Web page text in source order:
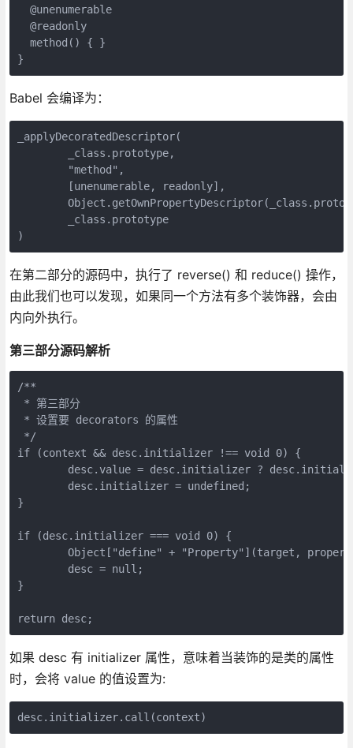
  @unenumerable
  @readonly
  method() { }
}
Babel 会编译为：
_applyDecoratedDescriptor(
)
在第二部分的源码中，执行了 reverse() 和 reduce() 操作，
由此我们也可以发现，如果同一个方法有多个装饰器，会由
内向外执行。
第三部分源码解析
/**
* 第三部分
* 设置要 decorators 的属性
*/
if (context && desc.initializer !== void 0) {
}
if (desc.initializer === void 0) {
}
return desc;
如果 desc 有 initializer 属性，意味着当装饰的是类的属性
时，会将 value 的值设置为:
desc.initializer.call(context)